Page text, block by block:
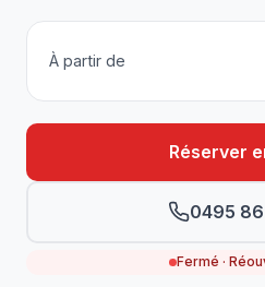
À partir de
Réserver
0495
Fermé ·